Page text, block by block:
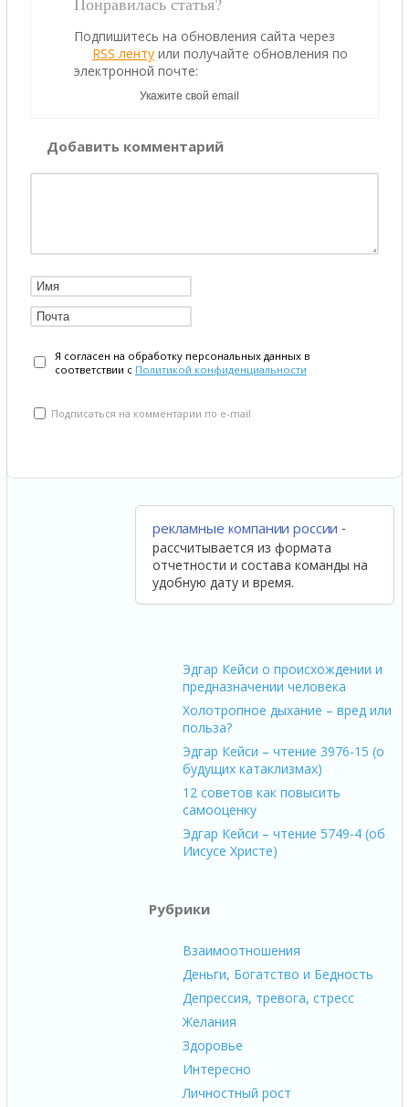
Подпишитесь на обновления сайта через
RSS ленту или получайте обновления по
электронной почте:
Добавить комментарий
Я согласен на обработку персональных данных в
соответствии с Политикой конфиденциальности
Подписаться на комментарии по e-mail
рекламные компании россии -
рассчитывается из формата
отчетности и состава команды на
удобную дату и время.
Эдгар Кейси о происхождении и
предназначении человека
Холотропное дыхание – вред или
польза?
Эдгар Кейси – чтение 3976-15 (о
будущих катаклизмах)
12 советов как повысить
самооценку
Эдгар Кейси – чтение 5749-4 (об
Иисусе Христе)
Рубрики
Взаимоотношения
Деньги, Богатство и Бедность
Депрессия, тревога, стресс
Желания
Здоровье
Интересно
Личностный рост